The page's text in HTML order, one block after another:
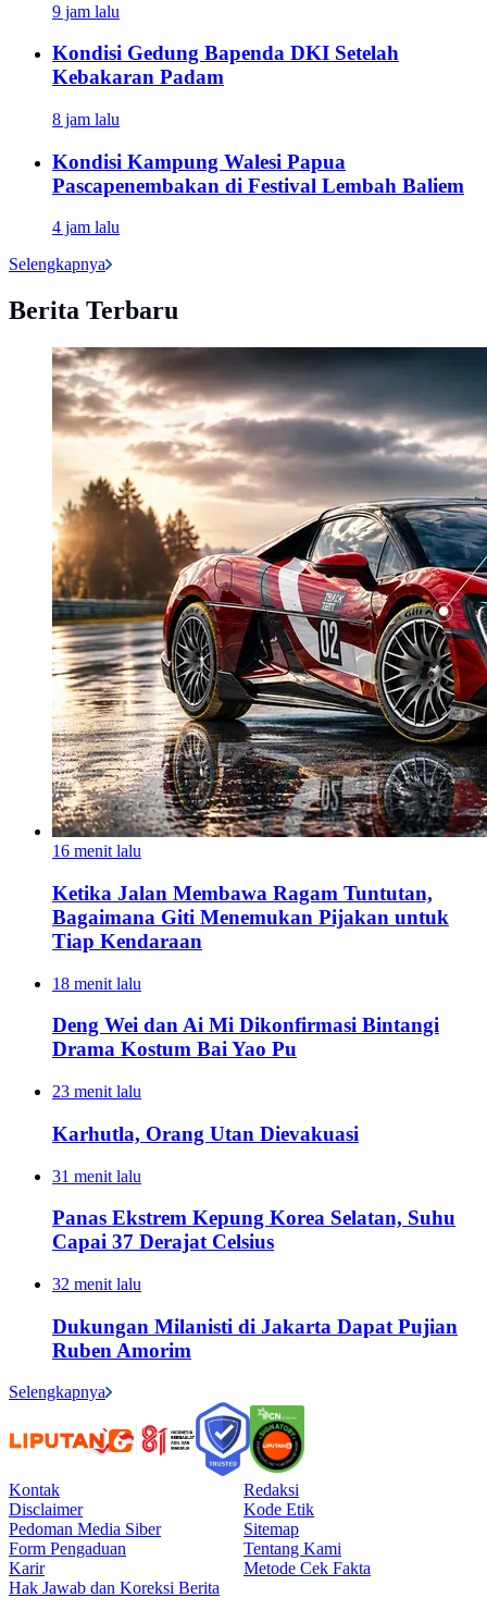
9 jam lalu
Kondisi Gedung Bapenda DKI Setelah
Kebakaran Padam
8 jam lalu
Kondisi Kampung Walesi Papua
Pascapenembakan di Festival Lembah Baliem
4 jam lalu
Selengkapnya
Berita Terbaru
16 menit lalu
Ketika Jalan Membawa Ragam Tuntutan,
Bagaimana Giti Menemukan Pijakan untuk
Tiap Kendaraan
18 menit lalu
Deng Wei dan Ai Mi Dikonfirmasi Bintangi
Drama Kostum Bai Yao Pu
23 menit lalu
Karhutla, Orang Utan Dievakuasi
31 menit lalu
Panas Ekstrem Kepung Korea Selatan, Suhu
Capai 37 Derajat Celsius
32 menit lalu
Dukungan Milanisti di Jakarta Dapat Pujian
Ruben Amorim
Selengkapnya
Kontak
Redaksi
Disclaimer
Kode Etik
Pedoman Media Siber
Sitemap
Form Pengaduan
Tentang Kami
Karir
Metode Cek Fakta
Hak Jawab dan Koreksi Berita